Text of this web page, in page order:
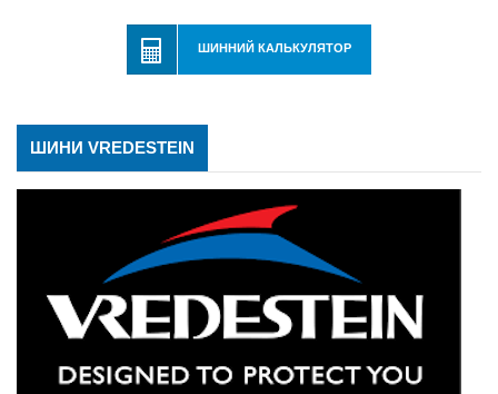
ШИННИЙ КАЛЬКУЛЯТОР
ШИНИ VREDESTEIN